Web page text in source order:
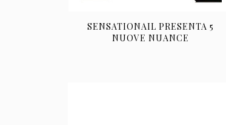
SENSATIONAIL PRESENTA 5
NUOVE NUANCE